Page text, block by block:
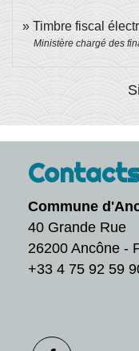
Timbre fiscal
Ministère chargé des
Commune
40 Grande Rue
26200 Ancône -
+33 4 75 92 59